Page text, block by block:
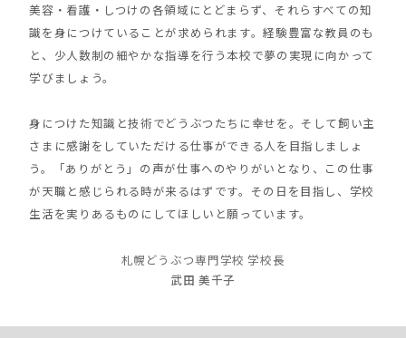
美容・看護・しつけの各領域にとどまらず、それらすべての知
識を身につけていることが求められます。経験豊富な教員のも
と、少人数制の細やかな指導を行う本校で夢の実現に向かって
学びましょう。
身につけた知識と技術でどうぶつたちに幸せを。そして飼い主
さまに感謝をしていただける仕事ができる人を目指しましょ
う。「ありがとう」の声が仕事へのやりがいとなり、この仕事
が天職と感じられる時が来るはずです。その日を目指し、学校
生活を実りあるものにしてほしいと願っています。
札幌どうぶつ専門学校 学校長
武田 美千子